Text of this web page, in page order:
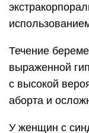
Течение
выраженной
с высокой
аборта и
У женщин с